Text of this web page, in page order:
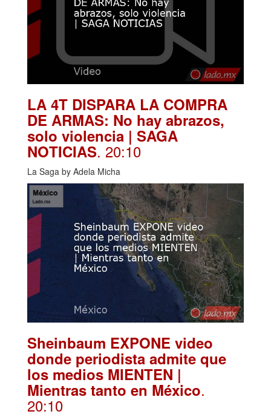
LA 4T DISPARA LA COMPRA
DE ARMAS: No hay abrazos,
solo violencia | SAGA
NOTICIAS. 20:10
La Saga by Adela Micha
Sheinbaum EXPONE video
donde periodista admite que
los medios MIENTEN |
Mientras tanto en México.
20:10